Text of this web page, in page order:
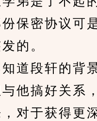
保密协议可
的。
段轩的背
他搞好关系
对于获得更